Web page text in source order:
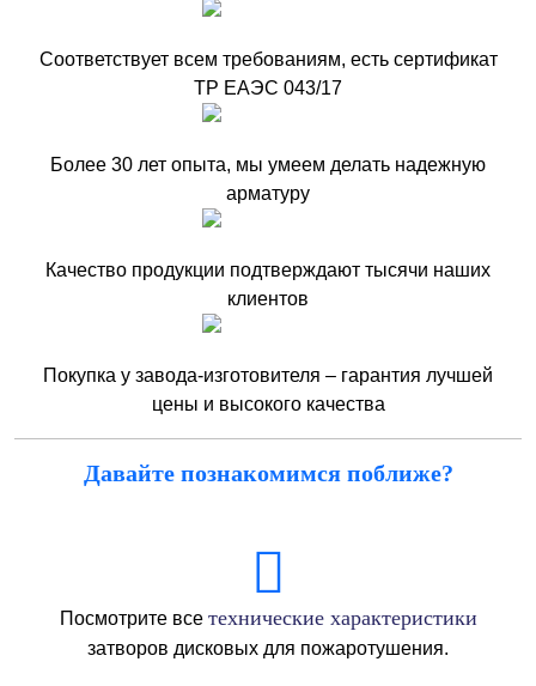
Соответствует всем требованиям, есть сертификат
ТР ЕАЭС 043/17
Более 30 лет опыта, мы умеем делать надежную
арматуру
Качество продукции подтверждают тысячи наших
клиентов
Покупка у завода-изготовителя – гарантия лучшей
цены и высокого качества
Давайте познакомимся поближе?
Посмотрите все технические характеристики
затворов дисковых для пожаротушения.